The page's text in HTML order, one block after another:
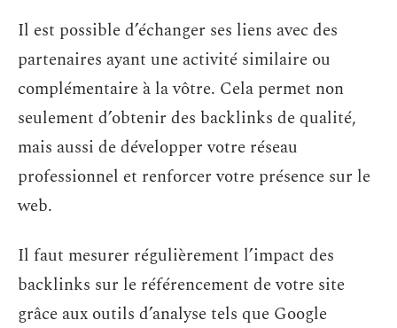
Il est possible d’échanger ses liens avec des
partenaires ayant une activité similaire ou
complémentaire à la vôtre. Cela permet non
seulement d’obtenir des backlinks de qualité,
mais aussi de développer votre réseau
professionnel et renforcer votre présence sur le
web.
Il faut mesurer régulièrement l’impact des
backlinks sur le référencement de votre site
grâce aux outils d’analyse tels que Google